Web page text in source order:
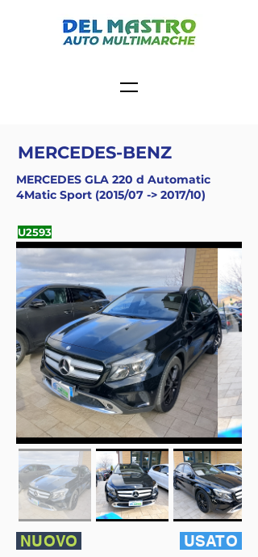
MERCEDES-BENZ
MERCEDES GLA 220 d Automatic
4Matic Sport (2015/07 -> 2017/10)
U2593
NUOVO USATO